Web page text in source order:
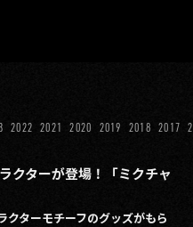
ン
2022 2021 2020 2019 2018 2017
クターが登場！「ミクチャ
クターモチーフのグッズがもら